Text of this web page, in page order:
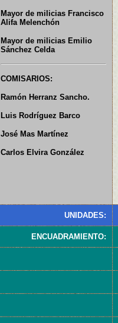
Mayor de milicias Francisco
Alifa Melenchón
Mayor de milicias Emilio
Sánchez Celda
COMISARIOS:
Ramón Herranz Sancho.
Luis Rodríguez Barco
José Mas Martínez
Carlos Elvira González
UNIDADES:
ENCUADRAMIENTO: